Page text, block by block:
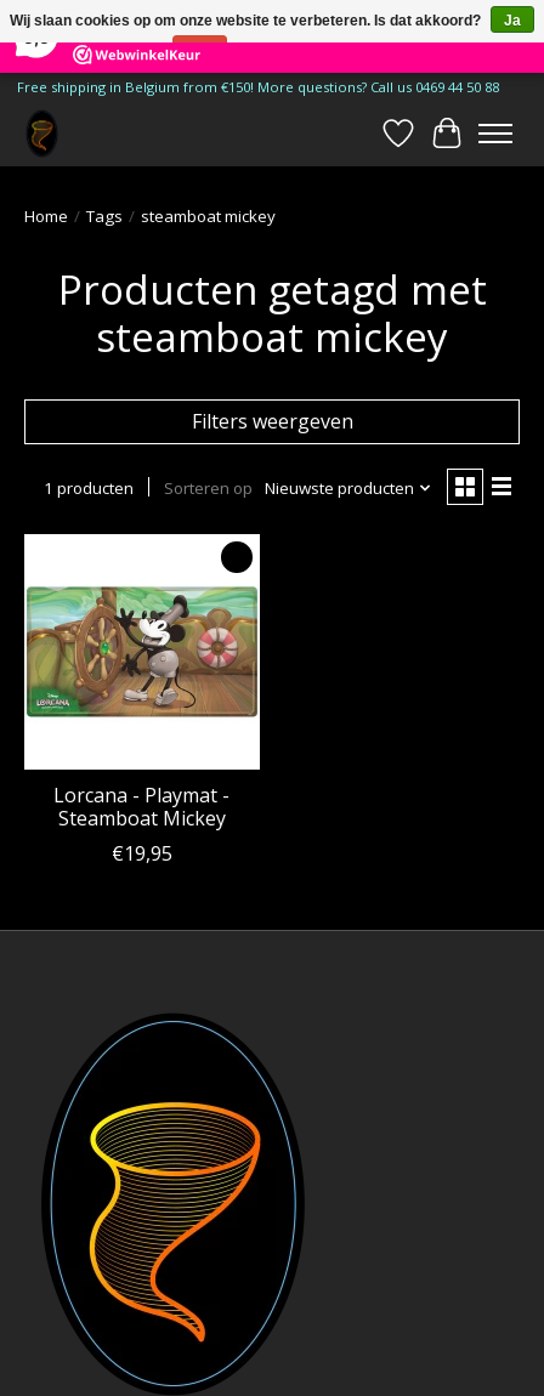
185 Reviews ×
Free shipping in Belgium from €150! More questions? Call us 0469 44 50 88
Verlanglijst
Home / Tags / steamboat mickey
Producten getagd met
steamboat mickey
Filters weergeven
1 producten Sorteren op Nieuwste producten
Lorcana - Playmat -
Steamboat Mickey
€19,95
Wij slaan cookies op om onze website te verbeteren. Is dat akkoord?
Ja
Nee